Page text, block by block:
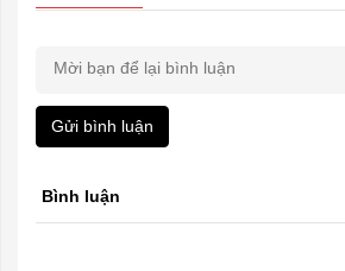
Gửi bình luận
Bình luận